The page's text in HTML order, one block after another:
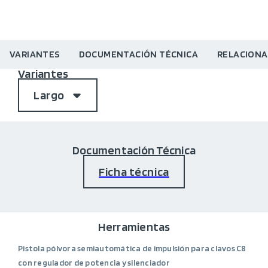
VARIANTES DOCUMENTACIÓN TÉCNICA
Variantes
Largo
Documentación Técnica
Ficha técnica
Herramientas
Pistola pólvora semiautomática de impulsión para clavos C8
con regulador de potencia y silenciador